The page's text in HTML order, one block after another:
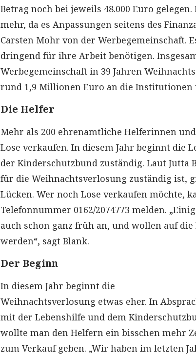
Betrag noch bei jeweils 48.000 Euro
mehr, da es Anpassungen seitens des
Carsten Mohr von der Werbegemeinschaft.
dringend für ihre Arbeit benötigen.
Werbegemeinschaft in 39 Jahren
rund 1,9 Millionen Euro an die Institutionen
Die Helfer
Mehr als 200 ehrenamtliche Helferinnen
Lose verkaufen. In diesem Jahr beginnt die
der Kinderschutzbund zuständig. Laut Jutta
für die Weihnachtsverlosung zuständig ist,
Lücken. Wer noch Lose verkaufen möchte,
Telefonnummer 0162/2074773 melden.
auch schon ganz früh an, und wollen auf
werden“, sagt Blank.
Der Beginn
In diesem Jahr beginnt die
Weihnachtsverlosung etwas eher. In
mit der Lebenshilfe und dem
wollte man den Helfern ein bisschen mehr
zum Verkauf geben. „Wir haben im letzten